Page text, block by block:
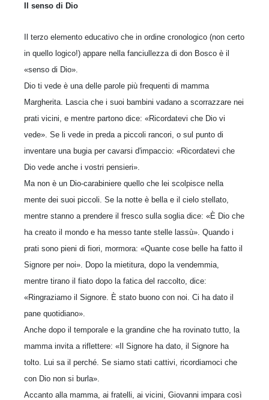
Il senso di Dio
Il terzo elemento educativo che in ordine cronologico (non certo
in quello logico!) appare nella fanciullezza di don Bosco è il
«senso di Dio».
Dio ti vede è una delle parole più frequenti di mamma
Margherita. Lascia che i suoi bambini vadano a scorrazzare nei
prati vicini, e mentre partono dice: «Ri­cordatevi che Dio vi
vede». Se li vede in preda a piccoli rancori, o sul punto di
inventare una bugia per cavarsi d'impaccio: «Ricordatevi che
Dio vede anche i vostri pensieri».
Ma non è un Dio-carabiniere quello che lei scolpisce nella
mente dei suoi piccoli. Se la notte è bella e il cielo stellato,
mentre stanno a prendere il fresco sulla soglia dice: «È Dio che
ha creato il mondo e ha messo tante stelle lassù». Quando i
prati sono pieni di fiori, mormora: «Quante cose belle ha fatto il
Signore per noi». Dopo la mietitura, dopo la vendemmia,
mentre tirano il fiato dopo la fatica del raccolto, dice:
«Ringraziamo il Signore. È stato buono con noi. Ci ha dato il
pane quotidiano».
Anche dopo il temporale e la grandine che ha rovinato tutto, la
mamma invita a riflettere: «Il Signore ha dato, il Signore ha
tolto. Lui sa il perché. Se siamo stati cattivi, ricordiamoci che
con Dio non si burla».
Accanto alla mamma, ai fratelli, ai vicini, Giovanni impara così